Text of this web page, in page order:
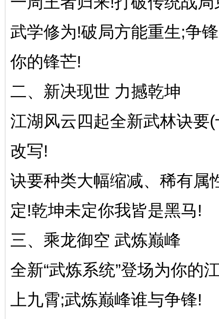
武学修为!破局方能重生;争
你的锋芒!
二、新决现世 力撼乾坤
江湖风云四起全新武林诀要
改写!
诀要种类大幅缩减、稀有属
定!乾坤未定你我皆是黑马!
三、乘龙御空 武炼巅峰
全新“武炼系统”登场为你的
上九霄;武炼巅峰谁与争锋!